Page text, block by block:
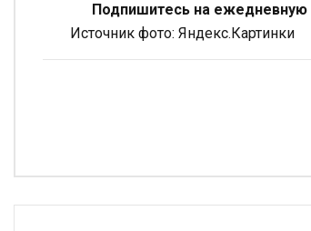
Подпишитесь на ежедневную
Источник фото: Яндекс.Картинки